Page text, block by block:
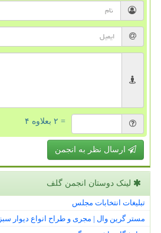
= ۲ بعلاوه ۴
ارسال نظر به انجمن
لینک دوستان انجمن گلف
تبلیغات انتخابات مجلس
مستر گرین وال | مجری و طراح انواع دیوار سبز